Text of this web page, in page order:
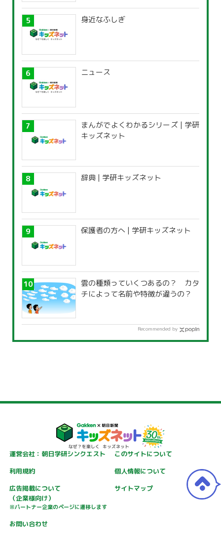
身近なふしぎ
ニュース
まんがでよくわかるシリーズ | 学研
キッズネット
辞典 | 学研キッズネット
保護者の方へ | 学研キッズネット
雲の種類っていくつあるの？ カタ
チによって名前や特徴が違うの？
Recommended by
運営会社：朝日学研シンクエスト
このサイトについて
利用規約
個人情報について
広告掲載について
（企業様向け）
※パートナー企業のページに遷移します
サイトマップ
お問い合わせ